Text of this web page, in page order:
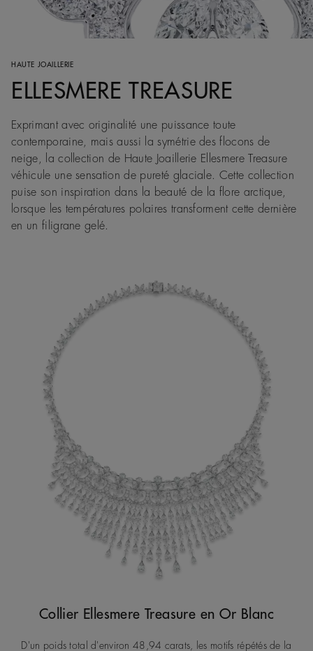
HAUTE JOAILLERIE
ELLESMERE TREASURE
Exprimant avec originalité une puissance toute
contemporaine, mais aussi la symétrie des flocons de
neige, la collection de Haute Joaillerie Ellesmere Treasure
véhicule une sensation de pureté glaciale. Cette collection
puise son inspiration dans la beauté de la flore arctique,
lorsque les températures polaires transforment cette dernière
en un filigrane gelé.
Collier Ellesmere Treasure en Or Blanc
D'un poids total d'environ 48,94 carats, les motifs répétés de la